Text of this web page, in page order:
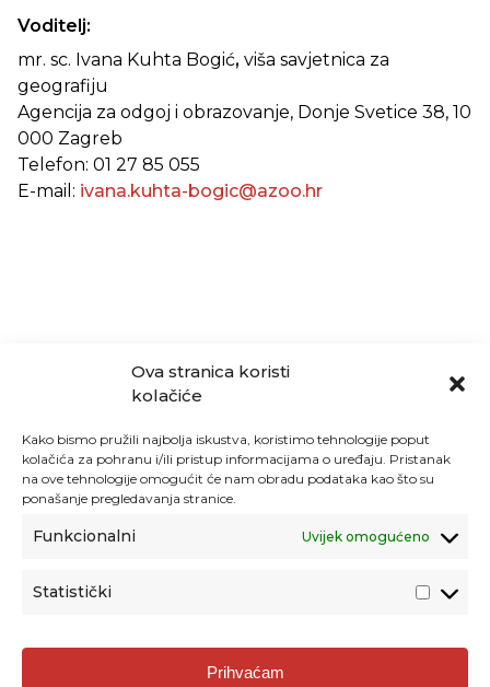
Ova stranica koristi
kolačiće
Kako bismo pružili najbolja iskustva, koristimo tehnologije poput
kolačića za pohranu i/ili pristup informacijama o uređaju. Pristanak
na ove tehnologije omogućit će nam obradu podataka kao što su
ponašanje pregledavanja stranice.
Funkcionalni Uvijek omogućeno
Statistički
Prihvaćam
Voditelj:
mr. sc. Ivana Kuhta Bogić, viša savjetnica za
geografiju
Agencija za odgoj i obrazovanje, Donje Svetice 38, 10
000 Zagreb
Telefon: 01 27 85 055
E-mail: ivana.kuhta-bogic@azoo.hr
Agencija za odgoj i obrazovanje